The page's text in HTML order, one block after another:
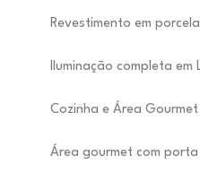
Revestimento em
Iluminação completa em
Cozinha e Área Gourmet
Área gourmet com